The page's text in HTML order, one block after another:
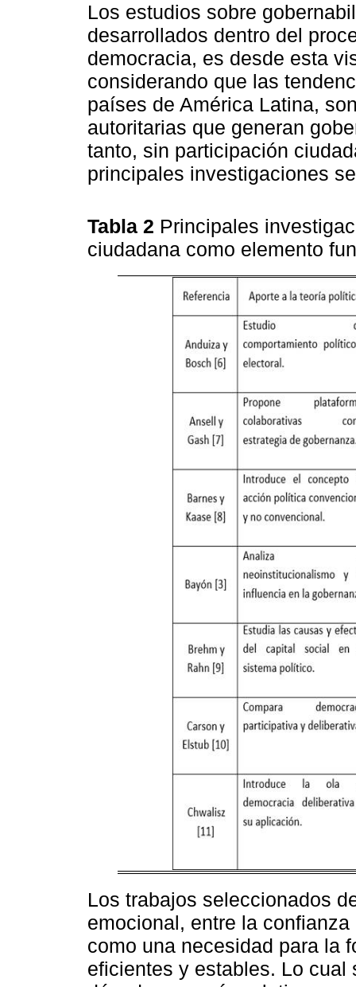
Los estudios sobre
desarrollados dentro del
democracia, es desde esta
considerando que las
países de América Latina,
autoritarias que generan
tanto, sin participación
principales investigaciones
Tabla 2 Principales
ciudadana como elemento
Los trabajos seleccionados
emocional, entre la
como una necesidad para la
eficientes y estables. Lo